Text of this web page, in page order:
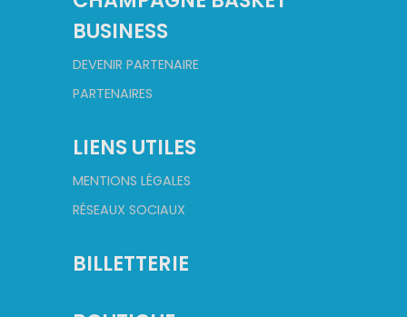
BUSINESS
DEVENIR PARTENAIRE
PARTENAIRES
LIENS UTILES
MENTIONS LÉGALES
RÉSEAUX SOCIAUX
BILLETTERIE